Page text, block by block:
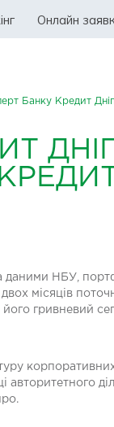
Онлайн
Банку Кредит
даними НБУ,
двох місяців
гривневий
авторитетного